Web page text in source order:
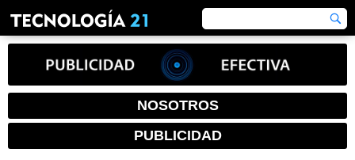
NOSOTROS
PUBLICIDAD